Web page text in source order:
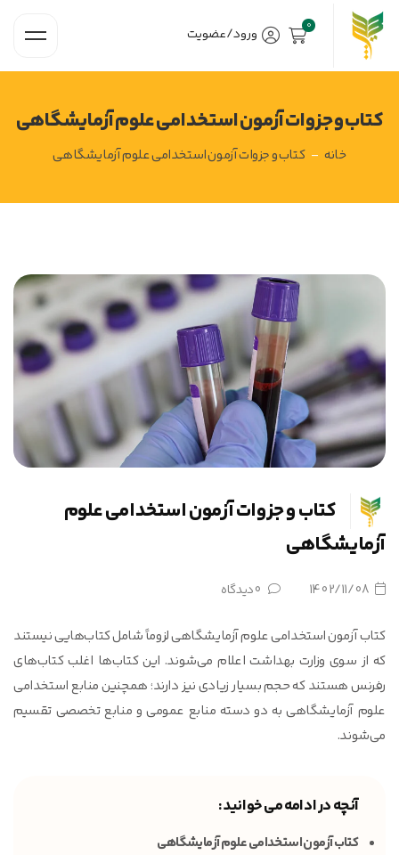
ورود/عضویت
کتاب و جزوات آزمون استخدامی علوم آزمایشگاهی
خانه - کتاب و جزوات آزمون استخدامی علوم آزمایشگاهی
کتاب
جزوات
آزمون
استخدامی
علوم
کتاب و جزوات آزمون استخدامی علوم
آزمایشگاهی
0 دیدگاه
کتاب آزمون استخدامی علوم آزمایشگاهی لزوماً شامل کتاب‌هایی نیستند
که از سوی وزارت بهداشت اعلام می‌شوند. این کتاب‌ها اغلب کتاب‌های
رفرنس هستند که حجم بسیار زیادی نیز دارند؛ همچنین منابع استخدامی
علوم آزمایشگاهی به دو دسته منابع عمومی و منابع تخصصی تقسیم
می‌شوند.
آنچه در ادامه می خوانید :
کتاب آزمون استخدامی علوم آزمایشگاهی